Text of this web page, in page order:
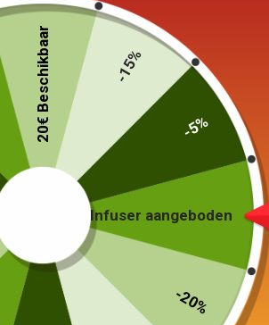
Chinese kom met deksel
Theepot 90-150ml
55,00
Keuze van de opties
Infuser aangeboden
-20%
20€ Beschikbaar -15%
-5%